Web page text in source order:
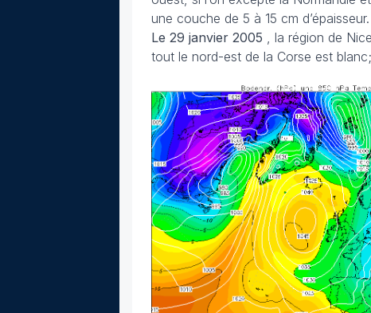
une couche de 5 à 15 cm d’épaisseur.
Le 29 janvier 2005
, la région de
tout le nord-est de la Corse est